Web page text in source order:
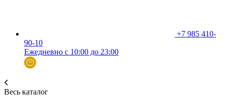
+7 985 410-
90-10
Ежедневно с 10:00 до 23:00
Весь каталог